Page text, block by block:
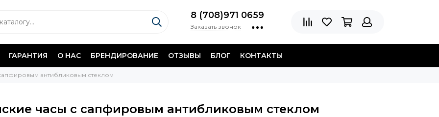
8 (708)971 0659
Заказать звонок
ГАРАНТИЯ О НАС БРЕНДИРОВАНИЕ ОТЗЫВЫ БЛОГ КОНТАКТЫ
антибликовым стеклом
часы с сапфировым антибликовым стеклом